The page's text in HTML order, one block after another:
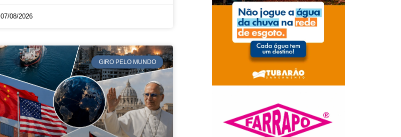
07/08/2026
GIRO PELO MUNDO